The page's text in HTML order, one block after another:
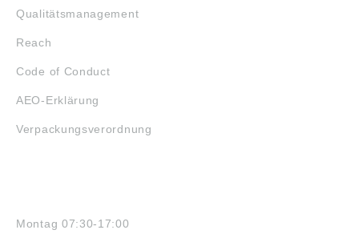
Qualitätsmanagement
Reach
Code of Conduct
AEO-Erklärung
Verpackungsverordnung
Montag 07:30-17:00